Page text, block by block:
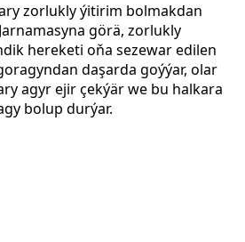
zorlukly ýitirim bolmakdan
görä, zorlukly
hereketi oňa sezewar edilen
daşarda goýýar, olar
agyr ejir çekýär we bu halkara
bolup durýar.